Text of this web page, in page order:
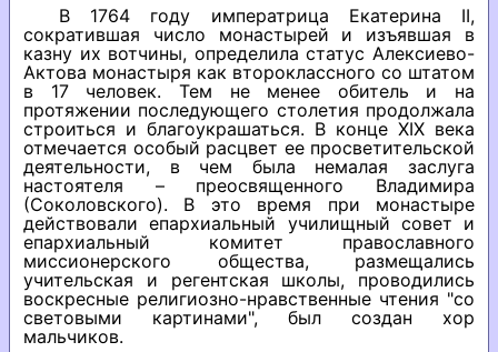
В 1764 году императрица Екатерина II,
сократившая число монастырей и изъявшая в
казну их вотчины, определила статус Алексиево-
Актова монастыря как второклассного со штатом
в 17 человек. Тем не менее обитель и на
протяжении последующего столетия продолжала
строиться и благоукрашаться. В конце XIX века
отмечается особый расцвет ее просветительской
деятельности, в чем была немалая заслуга
настоятеля – преосвященного Владимира
(Соколовского). В это время при монастыре
действовали епархиальный училищный совет и
епархиальный комитет православного
миссионерского общества, размещались
учительская и регентская школы, проводились
воскресные религиозно-нравственные чтения "со
световыми картинами", был создан хор
мальчиков.